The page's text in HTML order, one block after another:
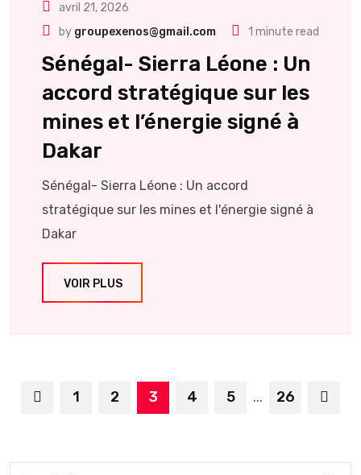
avril 21, 2026
by groupexenos@gmail.com 1 minute read
Sénégal- Sierra Léone : Un
accord stratégique sur les
mines et l’énergie signé à
Dakar
Sénégal- Sierra Léone : Un accord
stratégique sur les mines et l'énergie signé à
Dakar
VOIR PLUS
1 2 3 4 5 ... 26